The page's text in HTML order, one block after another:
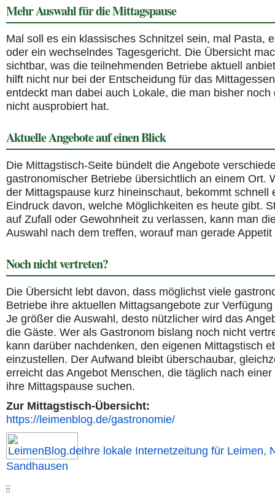
Mehr Auswahl für die Mittagspause
Mal soll es ein klassisches Schnitzel sein, mal Pasta,
oder ein wechselndes Tagesgericht. Die Übersicht
sichtbar, was die teilnehmenden Betriebe aktuell
hilft nicht nur bei der Entscheidung für das
entdeckt man dabei auch Lokale, die man bisher noch
nicht ausprobiert hat.
Aktuelle Angebote auf einen Blick
Die Mittagstisch-Seite bündelt die Angebote
gastronomischer Betriebe übersichtlich an einem Ort.
der Mittagspause kurz hineinschaut, bekommt schnell
Eindruck davon, welche Möglichkeiten es heute gibt.
auf Zufall oder Gewohnheit zu verlassen, kann man
Auswahl nach dem treffen, worauf man gerade Appetit
Noch nicht vertreten?
Die Übersicht lebt davon, dass möglichst viele
Betriebe ihre aktuellen Mittagsangebote zur
Je größer die Auswahl, desto nützlicher wird das
die Gäste. Wer als Gastronom bislang noch nicht
kann darüber nachdenken, den eigenen Mittagstisch
einzustellen. Der Aufwand bleibt überschaubar,
erreicht das Angebot Menschen, die täglich nach einer
ihre Mittagspause suchen.
Zur Mittagstisch-Übersicht:
https://leimenblog.de/gastronomie/
Ihre lokale Internetzeitung für Leimen,
Sandhausen